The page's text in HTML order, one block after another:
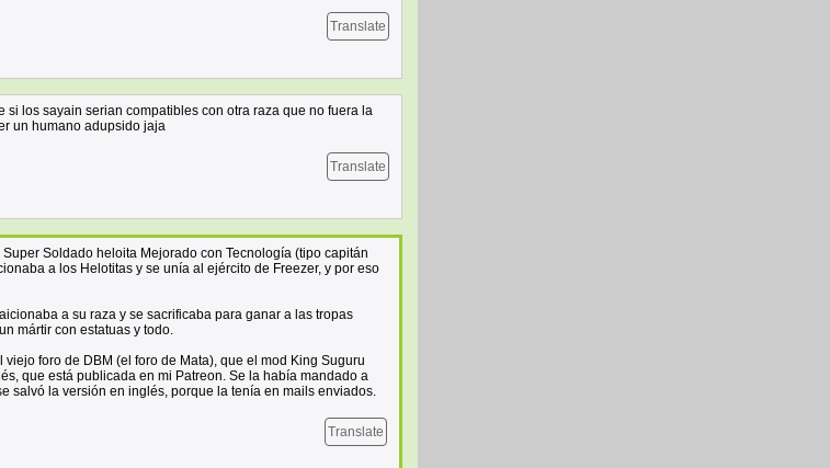
Translate
los sayain serian compatibles con otra raza que no fuera la
un humano adupsido jaja
Translate
Soldado heloita Mejorado con Tecnología (tipo capitán
a los Helotitas y se unía al ejército de Freezer, y por eso
a su raza y se sacrificaba para ganar a las tropas
mártir con estatuas y todo.
foro de DBM (el foro de Mata), que el mod King Suguru
que está publicada en mi Patreon. Se la había mandado a
salvó la versión en inglés, porque la tenía en mails enviados.
Translate